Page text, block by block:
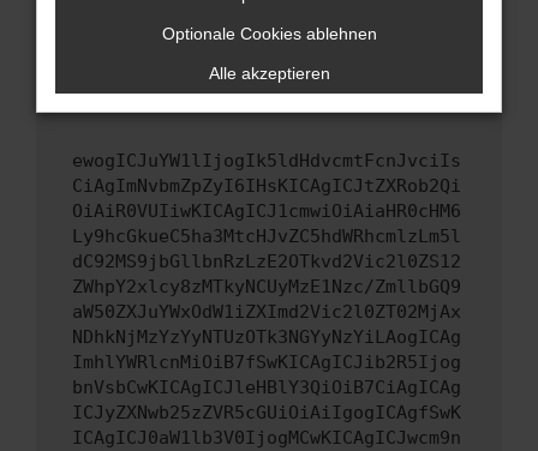
hast, kontaktiere uns bitte. Wir werden
versuchen, das Problem zu beheben. Du kannst
uns diesen Text schicken, um uns bei der
ewogICJuYW1lIjogIk5ldHdvcmtFcnJvciIs
CiAgImNvbmZpZyI6IHsKICAgICJtZXRob2Qi
OiAiR0VUIiwKICAgICJ1cmwiOiAiaHR0cHM6
Ly9hcGkueC5ha3MtcHJvZC5hdWRhcmlzLm5l
dC92MS9jbGllbnRzLzE2OTkvd2Vic2l0ZS12
ZWhpY2xlcy8zMTkyNCUyMzE1Nzc/ZmllbGQ9
aW50ZXJuYWxOdW1iZXImd2Vic2l0ZT02MjAx
NDhkNjMzYzYyNTUzOTk3NGYyNzYiLAogICAg
ImhlYWRlcnMiOiB7fSwKICAgICJib2R5Ijog
bnVsbCwKICAgICJleHBlY3QiOiB7CiAgICAg
ICJyZXNwb25zZVR5cGUiOiAiIgogICAgfSwK
ICAgICJ0aW1lb3V0IjogMCwKICAgICJwcm9n
Optionale Cookies ablehnen
Alle akzeptieren